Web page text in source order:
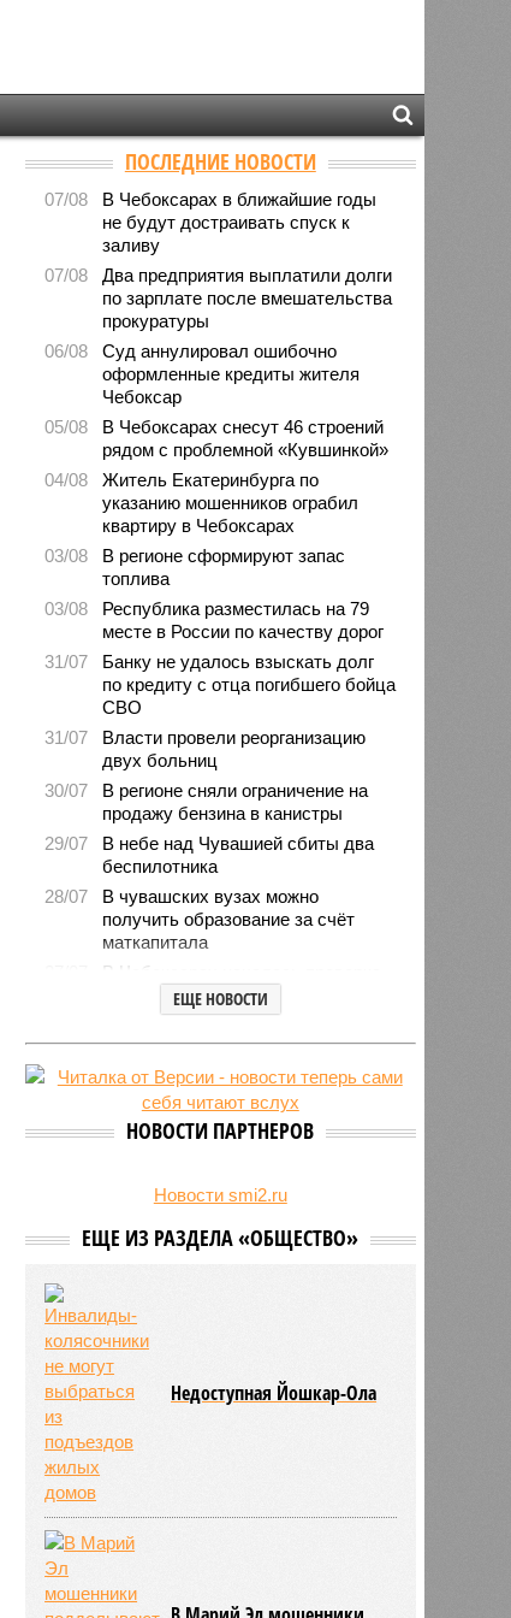
ПОСЛЕДНИЕ НОВОСТИ
07/08
В Чебоксарах в ближайшие годы
не будут достраивать спуск к
заливу
07/08
Два предприятия выплатили долги
по зарплате после вмешательства
прокуратуры
06/08
Суд аннулировал ошибочно
оформленные кредиты жителя
Чебоксар
05/08
В Чебоксарах снесут 46 строений
рядом с проблемной «Кувшинкой»
04/08
Житель Екатеринбурга по
указанию мошенников ограбил
квартиру в Чебоксарах
03/08
В регионе сформируют запас
топлива
03/08
Республика разместилась на 79
месте в России по качеству дорог
31/07
Банку не удалось взыскать долг
по кредиту с отца погибшего бойца
СВО
31/07
Власти провели реорганизацию
двух больниц
30/07
В регионе сняли ограничение на
продажу бензина в канистры
29/07
В небе над Чувашией сбиты два
беспилотника
28/07
В чувашских вузах можно
получить образование за счёт
маткапитала
В Чебоксарах началась проверка
готовности школ и детсадов к
новому учебному году
27/07
Чувашские врачи выходили
младенца массой 745 граммов
Чувашские аграрии начали уборку
урожая
ЕЩЕ НОВОСТИ
НОВОСТИ ПАРТНЕРОВ
Новости smi2.ru
ЕЩЕ ИЗ РАЗДЕЛА «ОБЩЕСТВО»
Недоступная Йошкар-Ола